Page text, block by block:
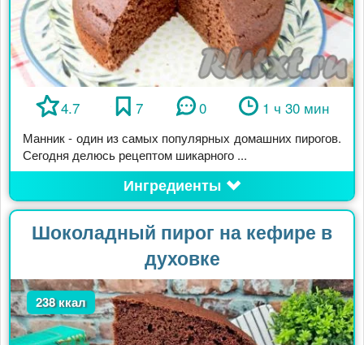
4.7 7 0 1 ч 30 мин
Манник - один из самых популярных домашних пирогов.
Сегодня делюсь рецептом шикарного ...
Ингредиенты
Шоколадный пирог на кефире в
духовке
238 ккал